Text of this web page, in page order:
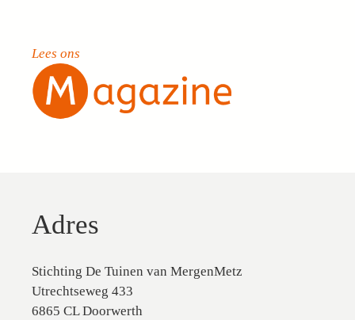
Lees ons
Adres
Stichting De Tuinen van MergenMetz
Utrechtseweg 433
6865 CL Doorwerth